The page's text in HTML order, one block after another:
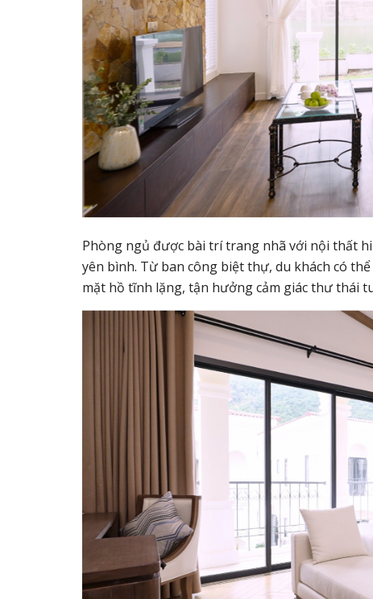
Phòng ngủ được bài trí trang nhã với nội thất
yên bình. Từ ban công biệt thự, du khách có
mặt hồ tĩnh lặng, tận hưởng cảm giác thư thái